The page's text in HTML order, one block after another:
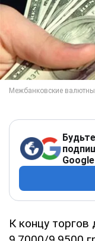
Google
К концу торгов